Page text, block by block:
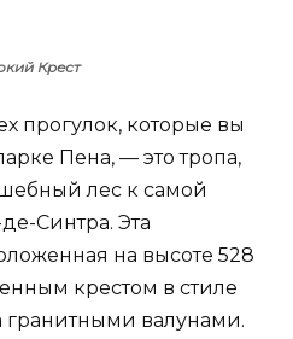
Крест
прогулок, которые вы
Пена, — это тропа,
лес к самой
Синтра. Эта
на высоте 528
крестом в стиле
валунами.